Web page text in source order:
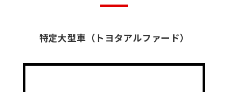
特定大型車（トヨタアルファード）